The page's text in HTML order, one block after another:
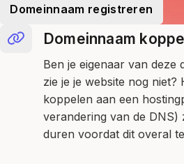
Domeinnaam registreren
Domeinnaam
Ben je eigenaar van deze
zie je je website nog niet?
koppelen aan een
verandering van de
duren voordat dit overal